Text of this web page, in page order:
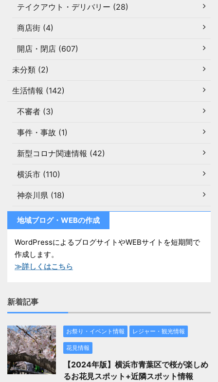
テイクアウト・デリバリー (28)
商店街 (4)
開店・閉店 (607)
未分類 (2)
生活情報 (142)
不審者 (3)
事件・事故 (1)
新型コロナ関連情報 (42)
横浜市 (110)
神奈川県 (18)
地域ブログ・WEBの作成
WordPressによるブログサイトやWEBサイトを短期間で
作成します。
≫詳しくはこちら
新着記事
お祭り・イベント情報 レジャー・観光情報
花見情報
【2024年版】横浜市青葉区で桜が楽しめ
るお花見スポット+近隣スポット情報